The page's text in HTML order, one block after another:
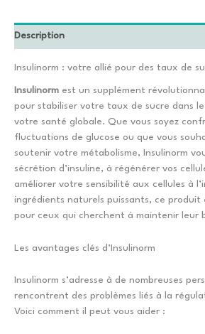
Description
Insulinorm : votre allié pour des taux de
Insulinorm est un supplément
pour stabiliser votre taux de sucre dans
votre santé globale. Que vous soyez
fluctuations de glucose ou que vous
soutenir votre métabolisme, Insulinorm
sécrétion d’insuline, à régénérer vos
améliorer votre sensibilité aux cellules à
ingrédients naturels puissants, ce produit
pour ceux qui cherchent à maintenir leur
Les avantages clés d’Insulinorm
Insulinorm s’adresse à de nombreuses
rencontrent des problèmes liés à la
Voici comment il peut vous aider :